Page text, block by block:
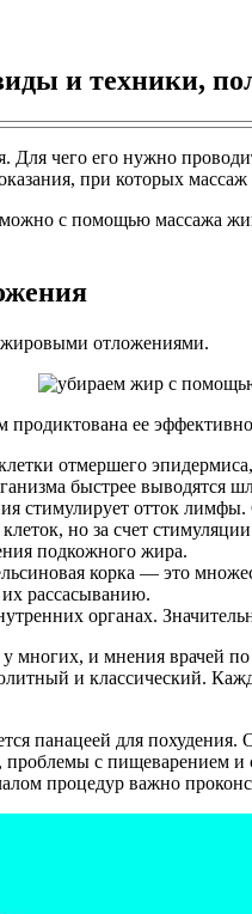
и техники,
Для чего его нужно
при которых массаж
с помощью массажа
жировыми отложениями.
ее
отмершего
быстрее выводятся
стимулирует отток
но за счет
подкожного жира.
корка — это
рассасыванию.
органах.
многих, и мнения врачей
и классический.
панацеей для
с пищеварением и
процедур важно